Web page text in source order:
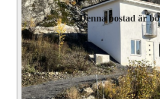
Denna bostad är